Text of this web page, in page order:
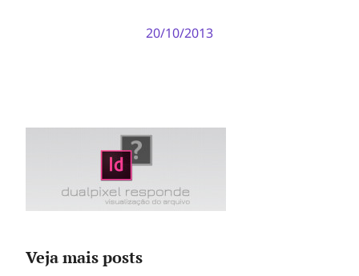
20/10/2013
Veja mais posts